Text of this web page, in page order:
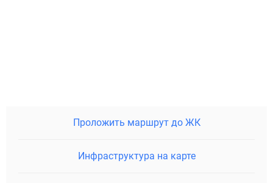
Проложить маршрут до ЖК
Инфраструктура на карте